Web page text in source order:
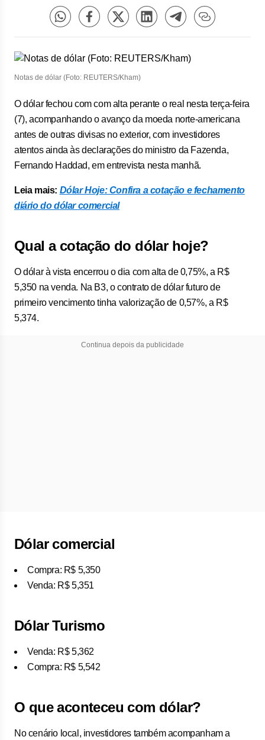
Notas de dólar (Foto: REUTERS/Kham)
O dólar fechou com com alta perante o real nesta terça-feira
(7), acompanhando o avanço da moeda norte-americana
antes de outras divisas no exterior, com investidores
atentos ainda às declarações do ministro da Fazenda,
Fernando Haddad, em entrevista nesta manhã.
Leia mais: Dólar Hoje: Confira a cotação e fechamento
diário do dólar comercial
Qual a cotação do dólar hoje?
O dólar à vista encerrou o dia com alta de 0,75%, a R$
5,350 na venda. Na B3, o contrato de dólar futuro de
primeiro vencimento tinha valorização de 0,57%, a R$
5,374.
Continua depois da publicidade
Dólar comercial
Compra: R$ 5,350
Venda: R$ 5,351
Dólar Turismo
Venda: R$ 5,362
Compra: R$ 5,542
O que aconteceu com dólar?
No cenário local, investidores também acompanham a